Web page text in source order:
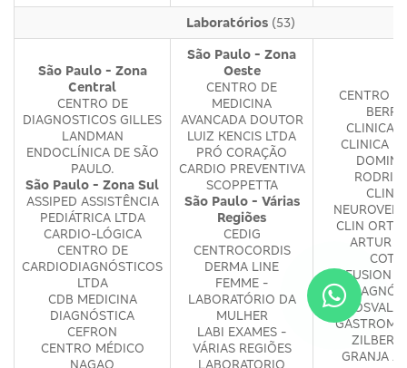
Laboratórios (53)
São Paulo - Zona
Central
CENTRO DE
DIAGNOSTICOS GILLES
LANDMAN
ENDOCLÍNICA DE SÃO
PAULO.
São Paulo - Zona Sul
ASSIPED ASSISTÊNCIA
PEDIÁTRICA LTDA
CARDIO-LÓGICA
CENTRO DE
CARDIODIAGNÓSTICOS
LTDA
CDB MEDICINA
DIAGNÓSTICA
CEFRON
CENTRO MÉDICO
NAGAO
São Paulo - Zona
Oeste
CENTRO DE
MEDICINA
AVANCADA DOUTOR
LUIZ KENCIS LTDA
PRÓ CORAÇÃO
CARDIO PREVENTIVA
SCOPPETTA
São Paulo - Várias
Regiões
CEDIG
CENTROCORDIS
DERMA LINE
FEMME -
LABORATÓRIO DA
MULHER
LABI EXAMES -
VÁRIAS REGIÕES
LABORATORIO
CENTRO
CLINICA
CLINICA
CLIN
ARTUR
DIFFUSION
DR
GRANJA